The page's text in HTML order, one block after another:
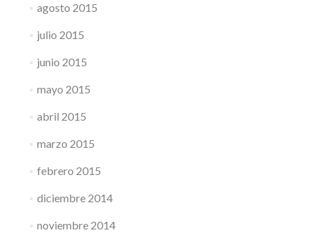
agosto 2015
julio 2015
junio 2015
mayo 2015
abril 2015
marzo 2015
febrero 2015
diciembre 2014
noviembre 2014